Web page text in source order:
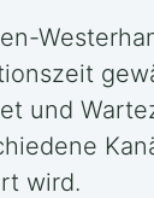
und
wird.